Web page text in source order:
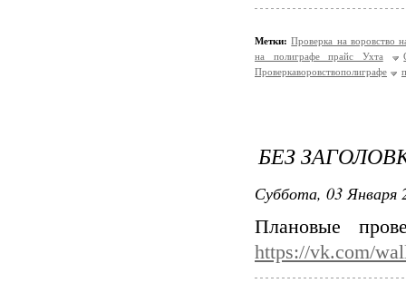
Метки: Проверка на воровство
на полиграфе прайс Ухта
Проверкаворовствополиграфе
БЕЗ
Суббота, 03 Января
Плановые
https://vk.com/